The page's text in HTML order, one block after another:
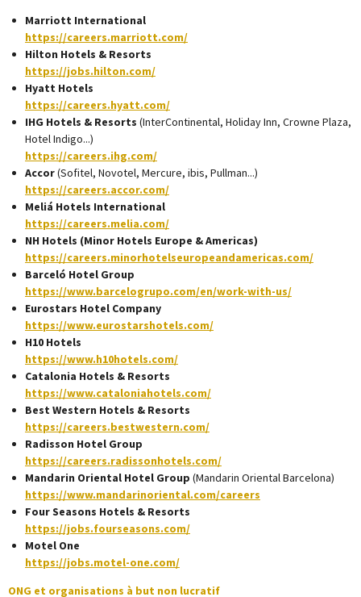
Marriott International
https://careers.marriott.com/
Hilton Hotels & Resorts
https://jobs.hilton.com/
Hyatt Hotels
https://careers.hyatt.com/
IHG Hotels & Resorts (InterContinental, Holiday Inn, Crowne Plaza,
Hotel Indigo...)
https://careers.ihg.com/
Accor(Sofitel, Novotel, Mercure, ibis, Pullman...)
https://careers.accor.com/
Meliá Hotels International
https://careers.melia.com/
NH Hotels (Minor Hotels Europe & Americas)
https://careers.minorhotelseuropeandamericas.com/
Barceló Hotel Group
https://www.barcelogrupo.com/en/work-with-us/
Eurostars Hotel Company
https://www.eurostarshotels.com/
H10 Hotels
https://www.h10hotels.com/
Catalonia Hotels & Resorts
https://www.cataloniahotels.com/
Best Western Hotels & Resorts
https://careers.bestwestern.com/
Radisson Hotel Group
https://careers.radissonhotels.com/
Mandarin Oriental Hotel Group (Mandarin Oriental Barcelona)
https://www.mandarinoriental.com/careers
Four Seasons Hotels & Resorts
https://jobs.fourseasons.com/
Motel One
https://jobs.motel-one.com/
ONG et organisations à but non lucratif